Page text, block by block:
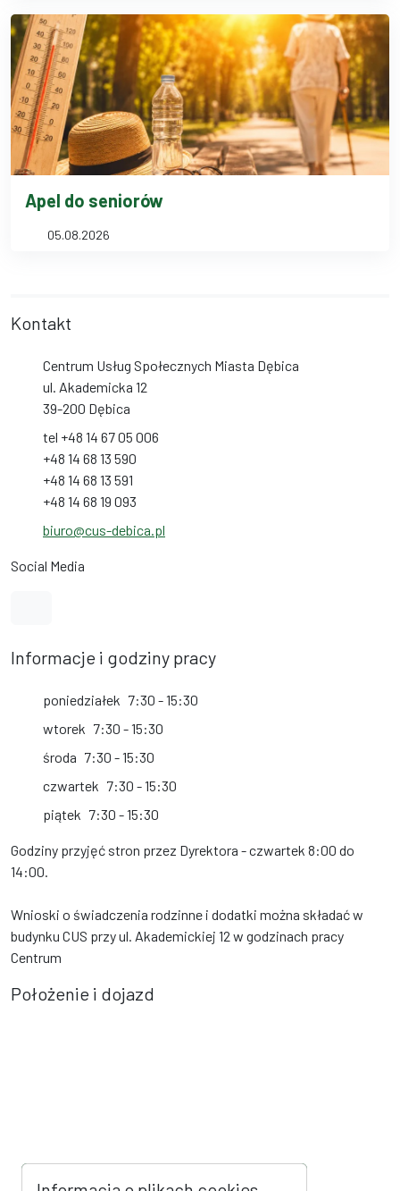
Apel do seniorów
05.08.2026
Kontakt
Centrum Usług Społecznych Miasta Dębica
ul. Akademicka 12
39-200 Dębica
tel +48 14 67 05 006
+48 14 68 13 590
+48 14 68 13 591
+48 14 68 19 093
biuro@cus-debica.pl
Social Media
Informacje i godziny pracy
poniedziałek 7:30 - 15:30
wtorek 7:30 - 15:30
środa 7:30 - 15:30
czwartek 7:30 - 15:30
piątek 7:30 - 15:30
Godziny przyjęć stron przez Dyrektora - czwartek 8:00 do
14:00.
Wnioski o świadczenia rodzinne i dodatki można składać w
budynku CUS przy ul. Akademickiej 12 w godzinach pracy
Centrum
Położenie i dojazd